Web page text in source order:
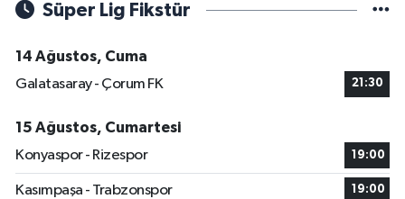
Süper Lig Fikstür
14 Ağustos, Cuma
Galatasaray - Çorum FK
21:30
15 Ağustos, Cumartesi
Konyaspor - Rizespor
19:00
Kasımpaşa - Trabzonspor 19:00